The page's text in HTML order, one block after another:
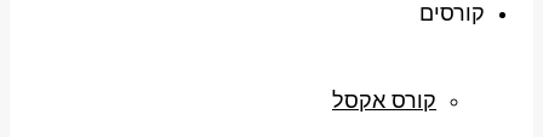
קורסים
קורס אקסל